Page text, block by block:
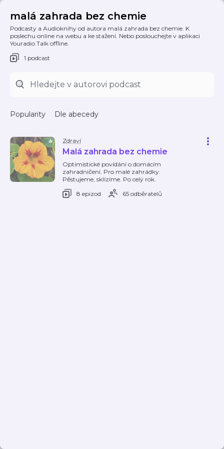
malá zahrada bez chemie
Podcasty a Audioknihy od autora malá zahrada bez chemie. K
poslechu online na webu a ke stažení. Nebo poslouchejte v aplikaci
Youradio Talk offline.
1 podcast
Popularity Dle abecedy
Zdraví
Malá zahrada bez chemie
Optimistické povídání o domácím
zahradničení. Pro malé zahrádky.
Pěstujeme, sklízíme. Po celý rok.
8 epizod
65 odběratelů